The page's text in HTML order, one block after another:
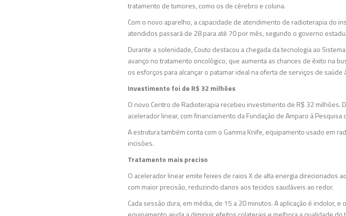
tratamento de tumores, como os de cérebro e coluna.
Com o novo aparelho, a capacidade de atendimento de radioterapia do
atendidos passará de 28 para até 70 por mês, segundo o governo
Durante a solenidade, Couto destacou a chegada da tecnologia ao
avanço no tratamento oncológico, que aumenta as chances de êxito na
os esforços para alcançar o patamar ideal na oferta de serviços de saúde
Investimento foi de R$ 32 milhões
O novo Centro de Radioterapia recebeu investimento de R$ 32 milhões.
acelerador linear, com financiamento da Fundação de Amparo à Pesquisa
A estrutura também conta com o Gamma Knife, equipamento usado em
incisões.
Tratamento mais preciso
O acelerador linear emite feixes de raios X de alta energia direcionados
com maior precisão, reduzindo danos aos tecidos saudáveis ao redor.
Cada sessão dura, em média, de 15 a 20 minutos. A aplicação é indolor,